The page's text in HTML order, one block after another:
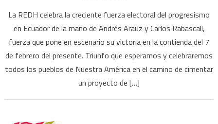
La REDH celebra la creciente fuerza electoral del progresismo
en Ecuador de la mano de Andrés Arauz y Carlos Rabascall,
fuerza que pone en escenario su victoria en la contienda del 7
de febrero del presente. Triunfo que esperamos y celebraremos
todos los pueblos de Nuestra América en el camino de cimentar
un proyecto de […]